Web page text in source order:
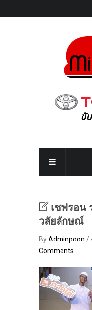
เชฟรอน
วลัยลักษณ์
ByAdminpoon /
Comments